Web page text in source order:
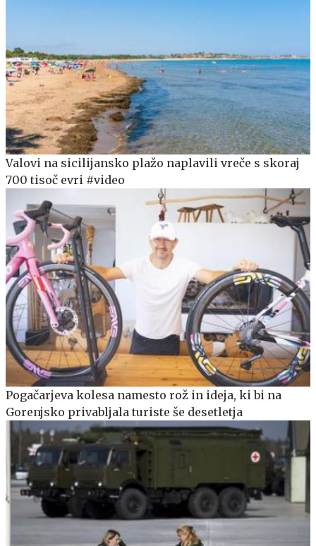
Valovi na sicilijansko plažo naplavili vreče s skoraj
700 tisoč evri #video
Pogačarjeva kolesa namesto rož in ideja, ki bi na
Gorenjsko privabljala turiste še desetletja